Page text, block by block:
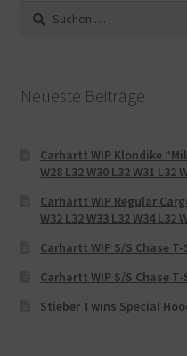
Suche
nach:
Neueste Beiträge
Carhartt WIP Klondike
W28 L32 W30 L32 W31 L32
Carhartt WIP Regular
W32 L32 W33 L32 W34 L32
Carhartt WIP S/S Chase
Carhartt WIP S/S Chase
Stieber Twins Special